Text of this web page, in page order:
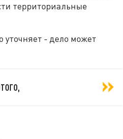
территориальные
уточняет - дело может